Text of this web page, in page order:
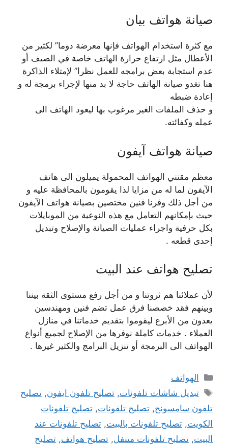
صيانة هواتف بيان
مع كثرة استخدام الهواتف فإنها معرضة دوما” لكثير من
الأعطال مثل ارتفاع حرارة الهاتف خاصة في الصيف أو
عدم استجابة بعض برامجه للعمل نظرا” لإمتلاء الذاكرة
هنا تغدو صيانة الهاتف حاجة لا بد منها لإجراء برمجة له و
إعادة ضبطه
و حذف الملفات الغير مرغوب بها ليعود الهاتف الى
عمله وكفائته.
صيانة هواتف آيفون
معظم مقتني الهواتف المحمولة يميلون الى هاتف
الآيفون لما له من مزايا لذا يقومون بالمحافظة عليه و
من أجل ذلك وفرنا فنين مختصين بصيانة هواتف الآيفون
حيث بإمكانهم التعامل مع هذه النوعية من الموبايلات
بكل حرفية واجراء عمليات الصيانة والإصلاح وتبديل
إحدى قطعه .
تصليح هواتف عند البيت
لأن عملائنا هم ثروتنا و من أجل رفع مستوى الثقة بيننا
وبينهم فقد خصصنا فرق عمل تضم فنين ومهندسين
يعدون من الأبرع ليقوموا بتقديم خدماتنا في منازل
العملاء . خدمات كاملة نوفرها من الإصلاح لجميع أنواع
الهواتف الى البرمجة أو تنزيل البرامج والكثير غيرها .
التصنيفات
الهواتف
الوسوم
تبديل شاشات تلفونات,تصليح تلفون ايفون,تصليح
تلفون سامسونج, تصليح تلفونات, تصليح تلفونات
الكويت, تصليح تلفونات بالبيت, تصليح تلفونات عند
البيت, تصليح تلفونات متنفل, تصليح هواتف, تصليح